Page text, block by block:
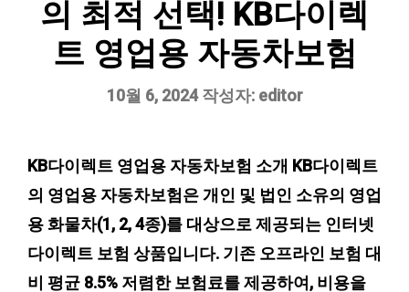
의 최적 선택! KB다이렉
트 영업용 자동차보험
10월 6, 2024 작성자: editor
KB다이렉트 영업용 자동차보험 소개 KB다이렉트
의 영업용 자동차보험은 개인 및 법인 소유의 영업
용 화물차(1, 2, 4종)를 대상으로 제공되는 인터넷
다이렉트 보험 상품입니다. 기존 오프라인 보험 대
비 평균 8.5% 저렴한 보험료를 제공하여, 비용을